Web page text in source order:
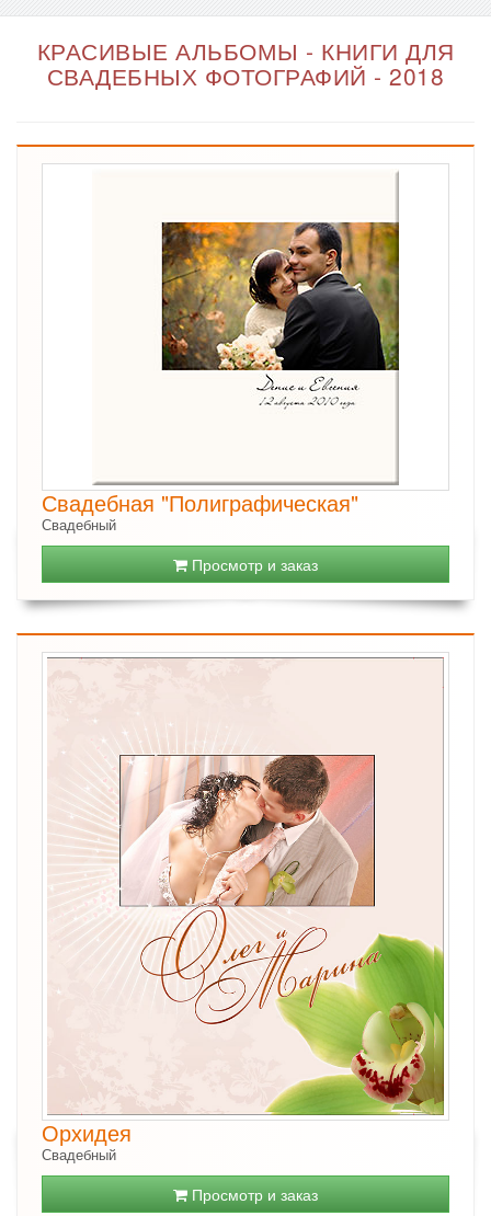
КРАСИВЫЕ АЛЬБОМЫ - КНИГИ ДЛЯ
СВАДЕБНЫХ ФОТОГРАФИЙ - 2018
Свадебная "Полиграфическая"
Свадебный
Просмотр и заказ
Орхидея
Свадебный
Просмотр и заказ